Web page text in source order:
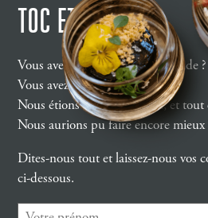
TOC ET VOUS
Vous avez un projet, une demande ?
Vous avez une idée ?
Nous étions là, et vous aussi, et
Nous aurions pu faire encore mieux
Dites-nous tout et laissez-nous vos
ci-dessous.